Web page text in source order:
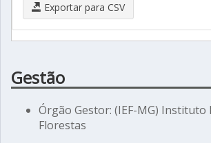
Exportar para CSV
Gestão
Órgão Gestor: (IEF-MG) Instituto
Florestas